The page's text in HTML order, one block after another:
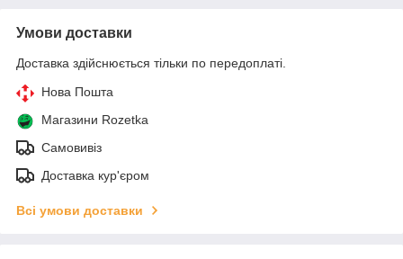
Умови доставки
Доставка здійснюється тільки по передоплаті.
Нова Пошта
Магазини Rozetka
Самовивіз
Доставка кур'єром
Всі умови доставки